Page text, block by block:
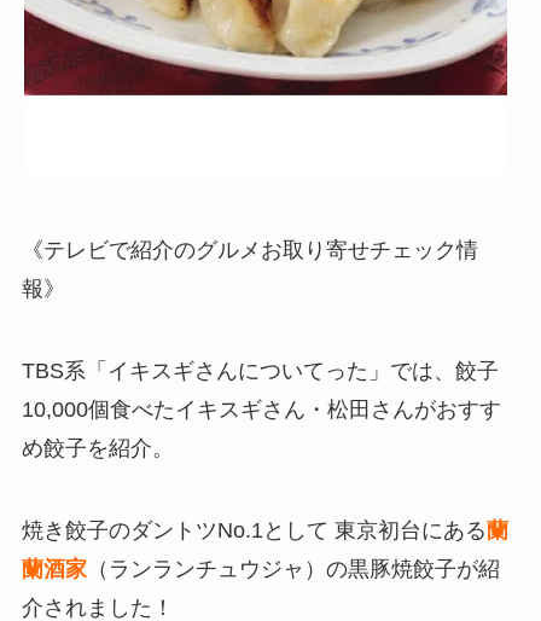
《テレビで紹介のグルメお取り寄せチェック情
報》
TBS系「イキスギさんについてった」では、餃子
10,000個食べたイキスギさん・松田さんがおすす
め餃子を紹介。
焼き餃子のダントツNo.1として 東京初台にある蘭
蘭酒家（ランランチュウジャ）の黒豚焼餃子が紹
介されました！